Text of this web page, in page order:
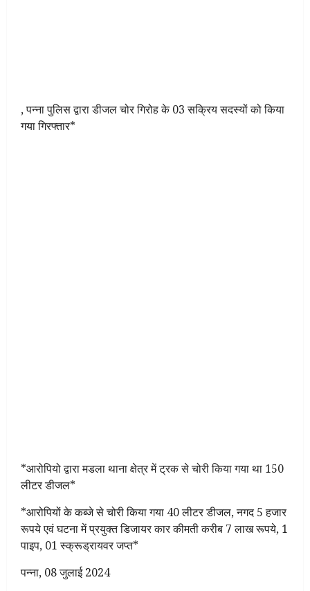
, पन्ना पुलिस द्वारा डीजल चोर गिरोह के 03 सक्रिय सदस्यों को किया
गया गिरफ्तार*
*आरोपियो द्वारा मडला थाना क्षेत्र में ट्रक से चोरी किया गया था 150
लीटर डीजल*
*आरोपियों के कब्जे से चोरी किया गया 40 लीटर डीजल, नगद 5 हजार
रूपये एवं घटना में प्रयुक्त डिजायर कार कीमती करीब 7 लाख रूपये, 1
पाइप, 01 स्क्रूड्रायवर जप्त*
पन्ना, 08 जुलाई 2024